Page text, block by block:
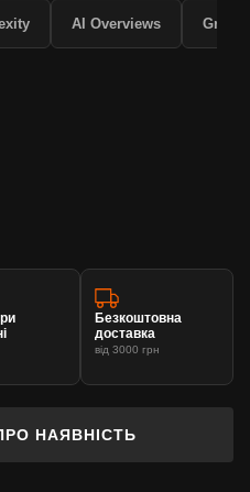
НАЯВНІСТЬ
Безкоштовна
доставка
від 3000 грн
AI Overviews Grok